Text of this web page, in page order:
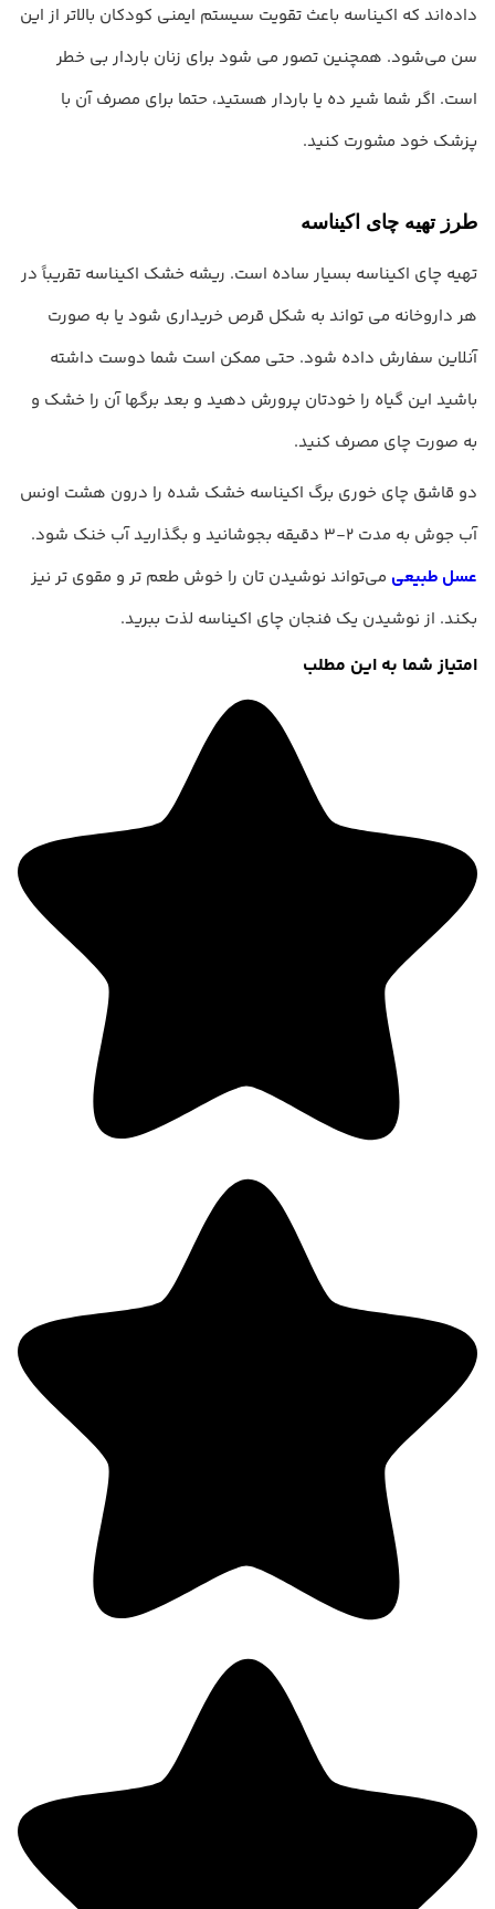
داده‌اند که اکیناسه باعث تقویت سیستم ایمنی کودکان بالاتر از این
سن می‌شود. همچنین تصور می شود برای زنان باردار بی خطر
است. اگر شما شیر ده یا باردار هستید، حتما برای مصرف آن با
پزشک خود مشورت کنید.
طرز تهیه چای اکیناسه
تهیه چای اکیناسه بسیار ساده است. ریشه خشک اکیناسه تقریباً در
هر داروخانه می تواند به شکل قرص خریداری شود یا به صورت
آنلاین سفارش داده شود. حتی ممکن است شما دوست داشته
باشید این گیاه را خودتان پرورش دهید و بعد برگها آن را خشک و
به صورت چای مصرف کنید.
دو قاشق چای خوری برگ اکیناسه خشک شده را درون هشت اونس
آب جوش به مدت 2-3 دقیقه بجوشانید و بگذارید آب خنک شود.
عسل طبیعی می‌تواند نوشیدن تان را خوش طعم تر و مقوی تر نیز
بکند. از نوشیدن یک فنجان چای اکیناسه لذت ببرید.
امتیاز شما به این مطلب